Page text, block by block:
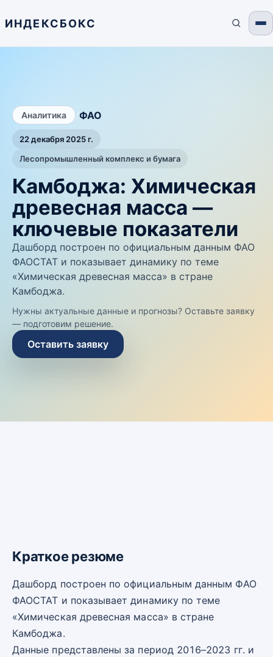
ИНДЕКСБОКС
Аналитика ФАО
22 декабря 2025 г.
Лесопромышленный комплекс и бумага
Камбоджа: Химическая
древесная масса —
ключевые показатели
Дашборд построен по официальным данным ФАО
ФАОСТАТ и показывает динамику по теме
«Химическая древесная масса» в стране
Камбоджа.
Нужны актуальные данные и прогнозы? Оставьте заявку
— подготовим решение.
Оставить заявку
Краткое резюме
Дашборд построен по официальным данным ФАО
ФАОСТАТ и показывает динамику по теме
«Химическая древесная масса» в стране
Камбоджа.
Данные представлены за период 2016–2023 гг. и